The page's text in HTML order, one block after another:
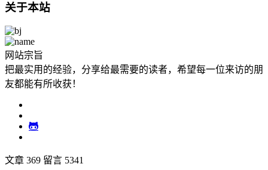
关于本站
网站宗旨
把最实用的经验，分享给最需要的读者，希望每一位来访的朋
友都能有所收获！
文章 369 留言 5341